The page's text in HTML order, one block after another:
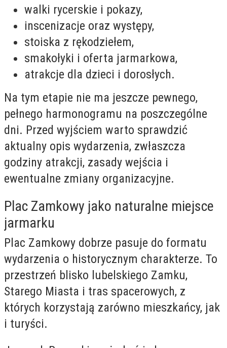
walki rycerskie i pokazy,
inscenizacje oraz występy,
stoiska z rękodziełem,
smakołyki i oferta jarmarkowa,
atrakcje dla dzieci i dorosłych.
Na tym etapie nie ma jeszcze pewnego,
pełnego harmonogramu na poszczególne
dni. Przed wyjściem warto sprawdzić
aktualny opis wydarzenia, zwłaszcza
godziny atrakcji, zasady wejścia i
ewentualne zmiany organizacyjne.
Plac Zamkowy jako naturalne miejsce
jarmarku
Plac Zamkowy dobrze pasuje do formatu
wydarzenia o historycznym charakterze. To
przestrzeń blisko lubelskiego Zamku,
Starego Miasta i tras spacerowych, z
których korzystają zarówno mieszkańcy, jak
i turyści.